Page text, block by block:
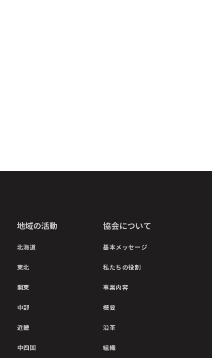
地域の活動
北海道
東北
関東
中部
近畿
中四国
協会について
基本メッセージ
私たちの役割
事業内容
概要
沿革
組織